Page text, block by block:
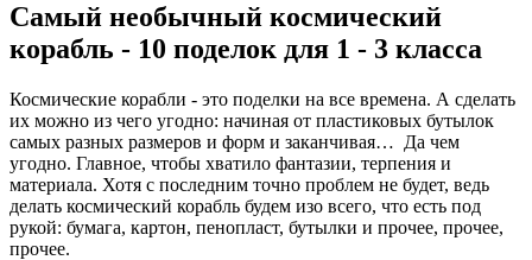
Самый необычный космический
корабль - 10 поделок для 1 - 3 класса
Космические корабли - это поделки на все времена. А сделать
их можно из чего угодно: начиная от пластиковых бутылок
самых разных размеров и форм и заканчивая… Да чем
угодно. Главное, чтобы хватило фантазии, терпения и
материала. Хотя с последним точно проблем не будет, ведь
делать космический корабль будем изо всего, что есть под
рукой: бумага, картон, пенопласт, бутылки и прочее, прочее,
прочее.